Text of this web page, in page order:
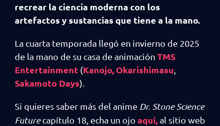
recrear la ciencia moderna con los
artefactos y sustancias que tiene a la mano.
La cuarta temporada llegó en invierno de 2025
de la mano de su casa de animación TMS
Entertainment (Kanojo, Okarishimasu
Sakamoto Days).
Si quieres saber más del anime Dr. Stone Science
Futurecapítulo 18, echa un ojo aquí,al sitio web